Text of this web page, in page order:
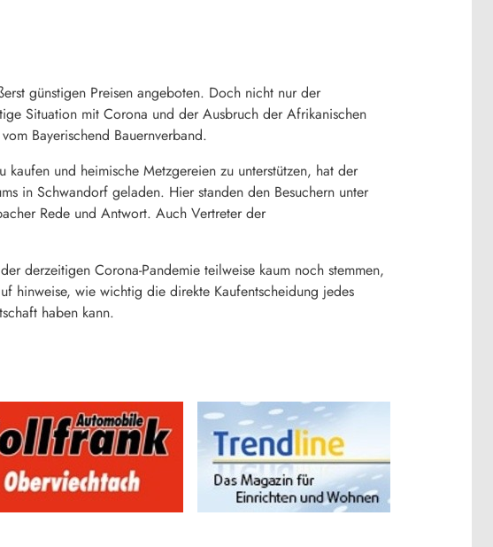
günstigen Preisen angeboten. Doch nicht nur der
Situation mit Corona und der Ausbruch der Afrikanischen
Bayerischend Bauernverband.
und heimische Metzgereien zu unterstützen, hat der
in Schwandorf geladen. Hier standen den Besuchern unter
Rede und Antwort. Auch Vertreter der
derzeitigen Corona-Pandemie teilweise kaum noch stemmen,
hinweise, wie wichtig die direkte Kaufentscheidung jedes
haben kann.